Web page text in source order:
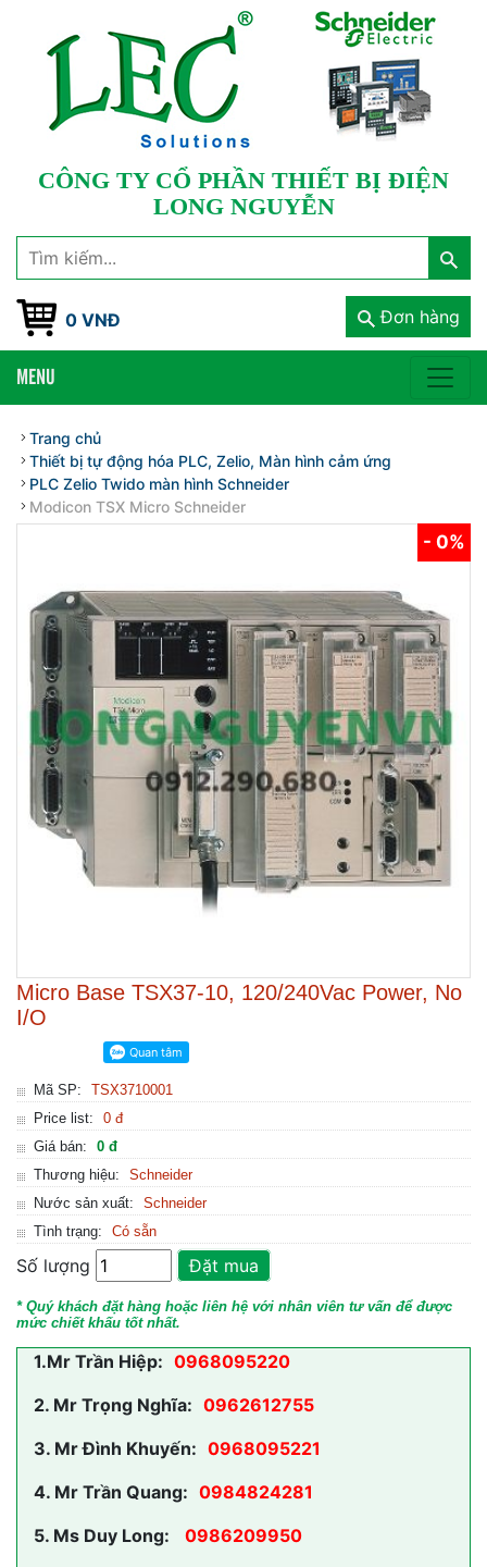
CÔNG TY CỔ PHẦN THIẾT BỊ ĐIỆN
LONG NGUYỄN
0 VNĐ Đơn hàng
MENU
Trang chủ
Thiết bị tự động hóa PLC, Zelio, Màn hình cảm ứng
PLC Zelio Twido màn hình Schneider
Modicon TSX Micro Schneider
- 0%
Micro Base TSX37-10, 120/240Vac Power, No
I/O
Mã SP:
TSX3710001
Price list:
0 đ
Giá bán:
0 đ
Thương hiệu:
Schneider
Nước sản xuất:
Schneider
Tình trạng:
Có sẵn
Số lượng Đặt mua
* Quý khách đặt hàng hoặc liên hệ với nhân viên tư vấn để được
mức chiết khấu tốt nhất.
1.Mr Trần Hiệp: 0968095220
2. Mr Trọng Nghĩa: 0962612755
3. Mr Đình Khuyến: 0968095221
4. Mr Trần Quang: 0984824281
5. Ms Duy Long:
0986209950